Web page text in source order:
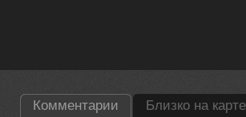
Комментарии Близко на карте